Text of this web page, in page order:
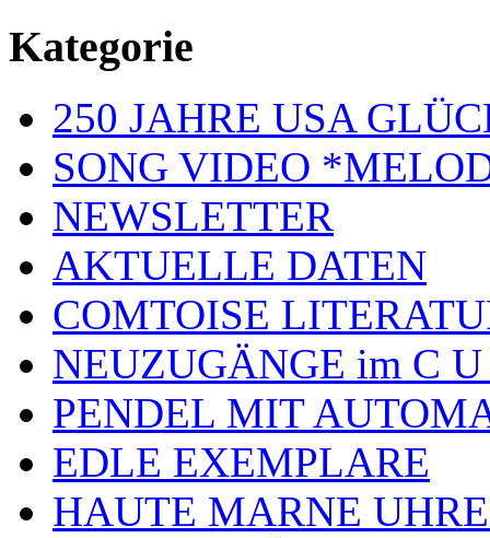
Kategorie
250 JAHRE USA
SONG VIDEO
NEWSLETTER
AKTUELLE DATEN
COMTOISE
NEUZUGÄNGE im C
PENDEL MIT
EDLE EXEMPLARE
HAUTE MARNE